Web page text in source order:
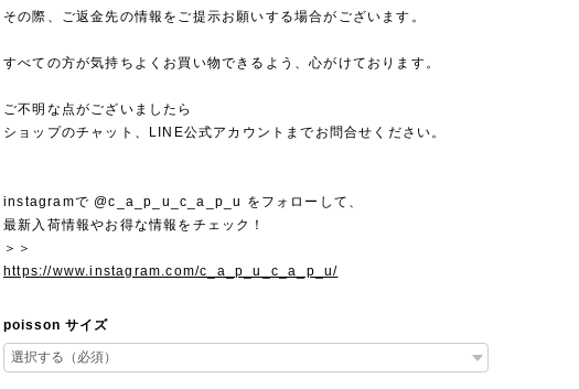
その際、ご返金先の情報をご提示お願いする場合がございます。
すべての方が気持ちよくお買い物できるよう、心がけております。
ご不明な点がございましたら
ショップのチャット、LINE公式アカウントまでお問合せください。
instagramで @c_a_p_u_c_a_p_u をフォローして、
最新入荷情報やお得な情報をチェック！
＞＞
https://www.instagram.com/c_a_p_u_c_a_p_u/
poisson サイズ